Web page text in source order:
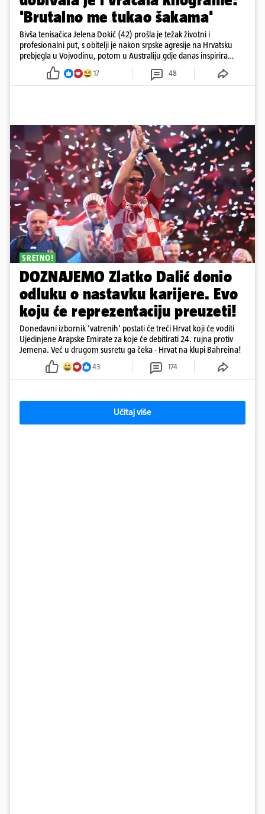
'Brutalno me tukao šakama'
Bivša tenisačica Jelena Dokić (42) prošla je težak životni i
profesionalni put, s obitelji je nakon srpske agresije na Hrvatsku
prebjegla u Vojvodinu, potom u Australiju gdje danas inspirira
17 48
SRETNO!
DOZNAJEMO Zlatko Dalić donio
odluku o nastavku karijere. Evo
koju će reprezentaciju preuzeti!
Donedavni izbornik 'vatrenih' postati će treći Hrvat koji će voditi
Ujedinjene Arapske Emirate za koje će debitirati 24. rujna protiv
Jemena. Već u drugom susretu ga čeka - Hrvat na klupi Bahreina!
43 174
Učitaj više